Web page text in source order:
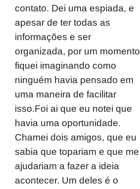
contato. Dei uma espiada, e
apesar de ter todas as
informações e ser
organizada, por um momento
fiquei imaginando como
ninguém havia pensado em
uma maneira de facilitar
isso.Foi ai que eu notei que
havia uma oportunidade.
Chamei dois amigos, que eu
sabia que topariam e que me
ajudariam a fazer a ideia
acontecer. Um deles é o